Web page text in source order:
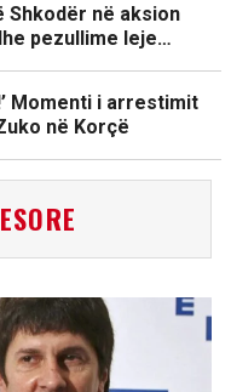
Shkodër në aksion
pezullime leje…
Momenti i arrestimit
në Korçë